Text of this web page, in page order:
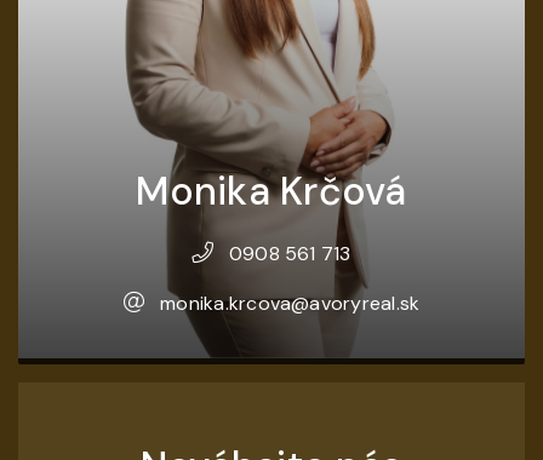
Monika Krčová
0908 561 713
monika.krcova@avoryreal.sk